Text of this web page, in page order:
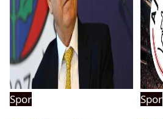
Spor
Spor